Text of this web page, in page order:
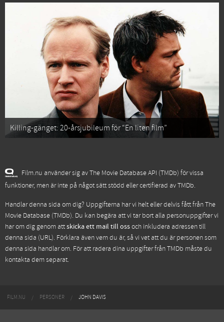
Killing-gänget: 20-årsjubileum för “En liten film”
Film.nu använder sig av The Movie Database API (TMDb) för vissa
funktioner, men är inte på något sätt stödd eller certifierad av TMDb.
Handlar denna sida om dig? Uppgifterna har vi helt eller delvis fått frånThe
Movie Database (TMDb). Du kan begära att vi tar bort alla personuppgifter vi
har om dig genom attskicka ett mail till ossoch inkludera adressen till
denna sida (URL). Förklara även vem du är, så vi vet att du är personen som
denna sida handlar om. För att radera dina uppgifter från TMDb måste du
kontakta dem separat.
FILM.NU PERSONER JOHN DAVIS